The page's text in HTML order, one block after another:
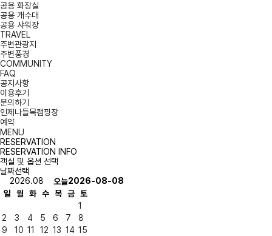
공용 화장실
공용 개수대
공용 샤워장
TRAVEL
주변관광지
주변풍경
COMMUNITY
FAQ
공지사항
이용후기
문의하기
인제나들목캠핑장
예약
MENU
RESERVATION
RESERVATION INFO
객실 및 옵션 선택
날짜선택
2026.08 오늘2026-08-08
일
월 화 수 목 금 토
1
2
3 4 5 6 7
8
9
10 11 12 13 14 15